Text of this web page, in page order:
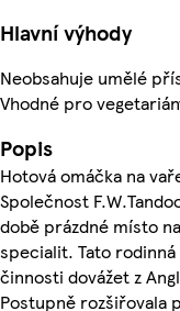
Hlavní výhody
Neobsahuje umělé
Vhodné pro
Popis
Hotová omáčka na
Společnost
době prázdné místo
specialit. Tato
činnosti dovážet z
Postupně rozšiřovala